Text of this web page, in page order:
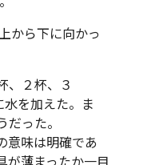
から下に向かっ
、２杯、３
を加えた。ま
った。
意味は明確であ
が薄まったか一目